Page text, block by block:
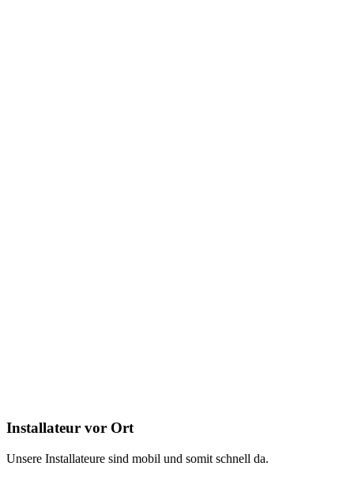
Installateur vor Ort
Unsere Installateure sind mobil und somit schnell da.